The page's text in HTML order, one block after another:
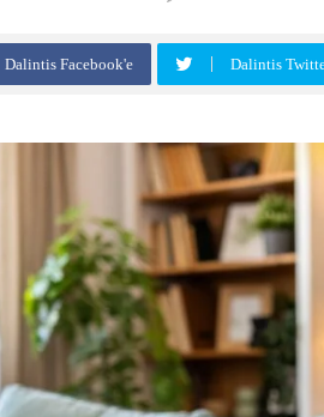
Dalintis Facebook'e Dalintis